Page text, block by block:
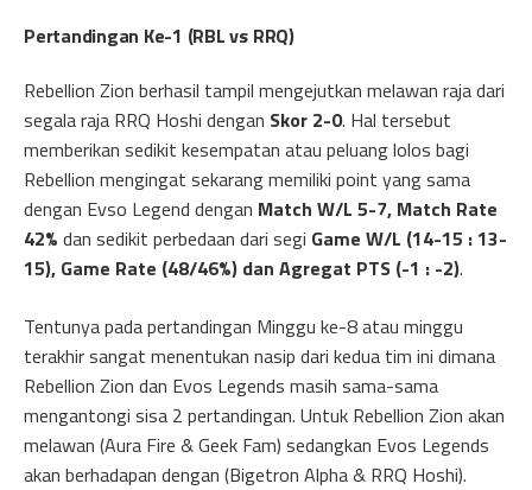
Pertandingan Ke-1 (RBL vs RRQ)
Rebellion Zion berhasil tampil mengejutkan melawan raja dari
segala raja RRQ Hoshi dengan Skor 2-0. Hal tersebut
memberikan sedikit kesempatan atau peluang lolos bagi
Rebellion mengingat sekarang memiliki point yang sama
dengan Evso Legend dengan Match W/L 5-7, Match Rate
42% dan sedikit perbedaan dari segi Game W/L (14-15 : 13-
15), Game Rate (48/46%) dan Agregat PTS (-1 : -2).
Tentunya pada pertandingan Minggu ke-8 atau minggu
terakhir sangat menentukan nasip dari kedua tim ini dimana
Rebellion Zion dan Evos Legends masih sama-sama
mengantongi sisa 2 pertandingan. Untuk Rebellion Zion akan
melawan (Aura Fire & Geek Fam) sedangkan Evos Legends
akan berhadapan dengan (Bigetron Alpha & RRQ Hoshi).